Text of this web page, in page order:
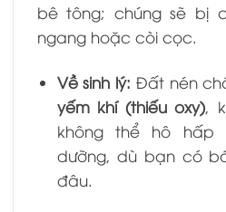
bê tông; chúng sẽ bị
ngang hoặc còi cọc.
Về sinh lý: Đất nén
yếm khí (thiếu oxy),
không thể hô
dưỡng, dù bạn có
đâu.